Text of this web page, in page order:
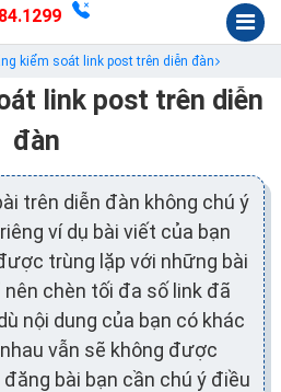
kiểm soát link post trên diễn đàn
link post trên diễn
đàn
trên diễn đàn không chú ý
ví dụ bài viết của bạn
trùng lặp với những bài
chèn tối đa số link đã
nội dung của bạn có khác
vẫn sẽ không được
bài bạn cần chú ý điều